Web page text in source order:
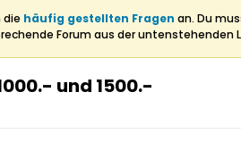
die häufig gestellten Fragen an. Du
Forum aus der untenstehenden
und 1500.-